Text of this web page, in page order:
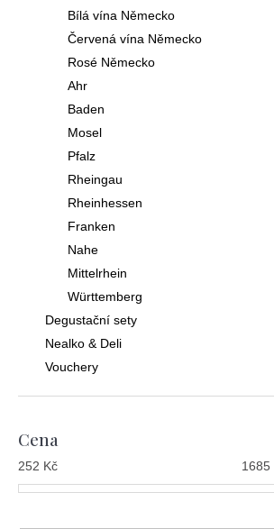
Bílá vína Německo
Červená vína Německo
Rosé Německo
Ahr
Baden
Mosel
Pfalz
Rheingau
Rheinhessen
Franken
Nahe
Mittelrhein
Württemberg
Degustační sety
Nealko & Deli
Vouchery
Cena
252 Kč 1685